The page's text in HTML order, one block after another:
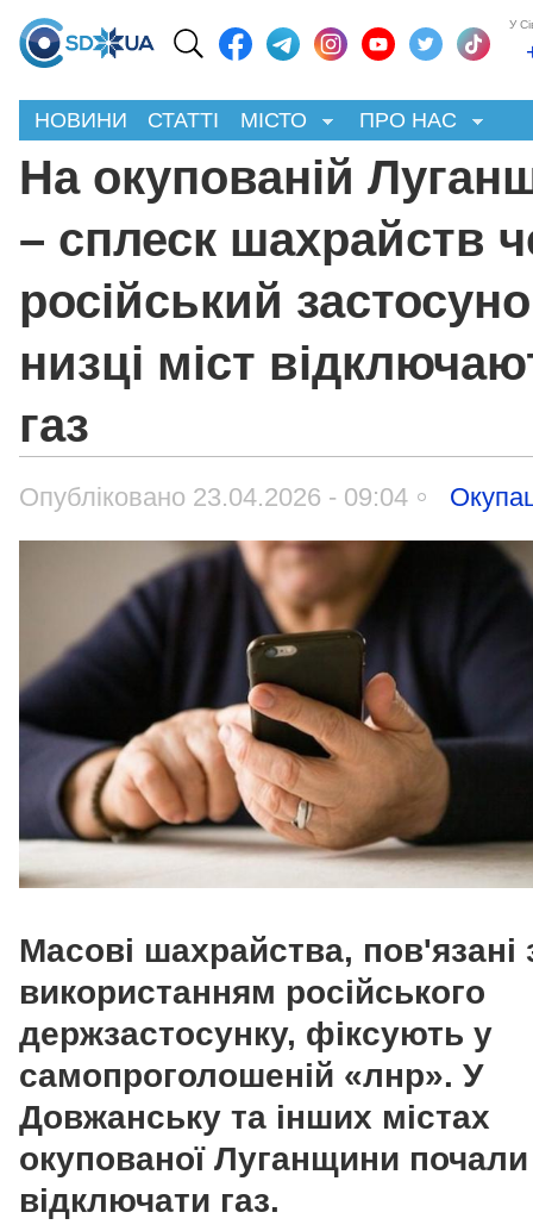
У
НОВИНИ СТАТТІ МІСТО ПРО НАС
На окупованій
– сплеск шахрайств
російський
низці міст
газ
Опубліковано 23.04.2026 - 09:04
Масові шахрайства, пов'язані
використанням російського
держзастосунку, фіксують у
самопроголошеній «лнр». У
Довжанську та інших містах
окупованої Луганщини почали
відключати газ.